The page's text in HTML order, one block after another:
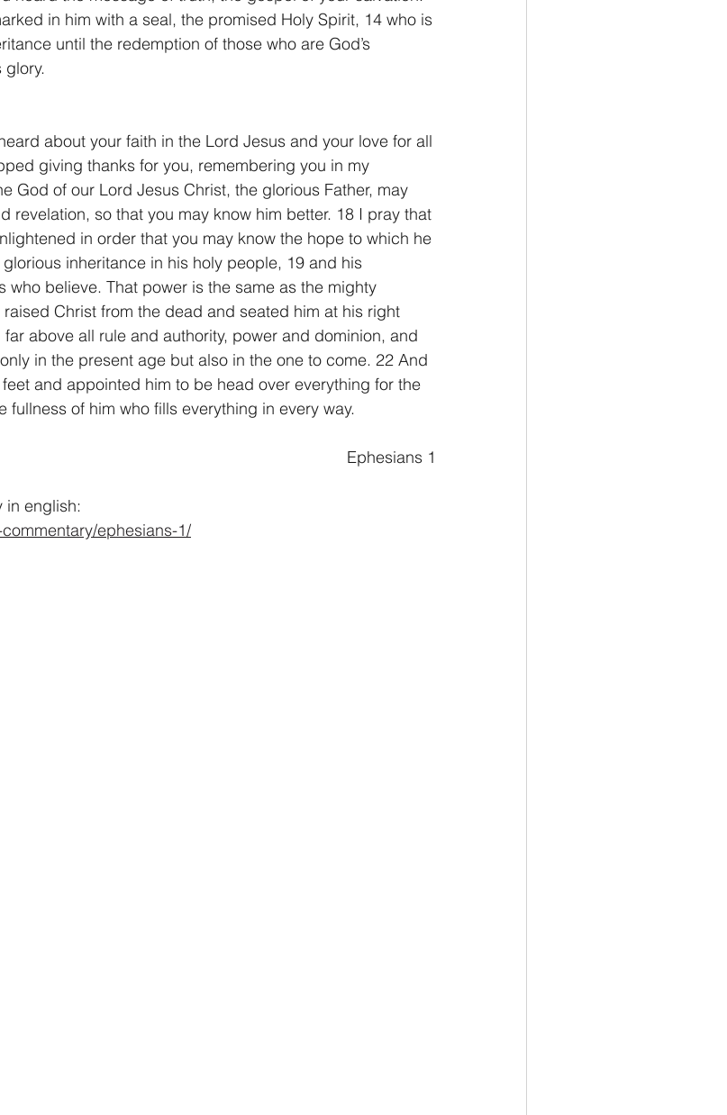
in him with a seal, the promised Holy Spirit, 14 who is
until the redemption of those who are God’s
about your faith in the Lord Jesus and your love for all
giving thanks for you, remembering you in my
God of our Lord Jesus Christ, the glorious Father, may
revelation, so that you may know him better. 18 I pray that
in order that you may know the hope to which he
inheritance in his holy people, 19 and his
who believe. That power is the same as the mighty
Christ from the dead and seated him at his right
above all rule and authority, power and dominion, and
in the present age but also in the one to come. 22 And
and appointed him to be head over everything for the
fullness of him who fills everything in every way.
																Ephesians 1
in english:
ephesians-1/